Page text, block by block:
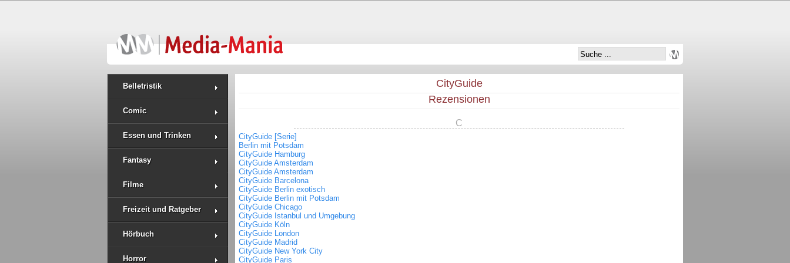
Belletristik
Comic
Essen und Trinken
Fantasy
Filme
Freizeit und Ratgeber
Hörbuch
Horror
CityGuide
Rezensionen
C
CityGuide [Serie]
Berlin mit Potsdam
CityGuide Hamburg
CityGuide Amsterdam
CityGuide Amsterdam
CityGuide Barcelona
CityGuide Berlin exotisch
CityGuide Berlin mit Potsdam
CityGuide Chicago
CityGuide Istanbul und Umgebung
CityGuide Köln
CityGuide London
CityGuide Madrid
CityGuide New York City
CityGuide Paris